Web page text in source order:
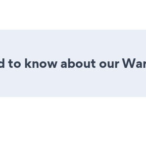
to know about our